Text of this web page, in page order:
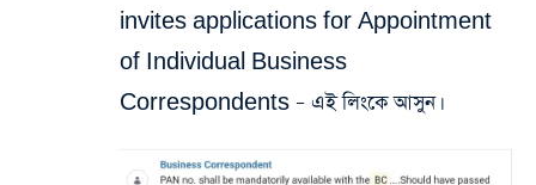
invites applications for Appointment
of Individual Business
Correspondents – এই লিংকে আসুন।